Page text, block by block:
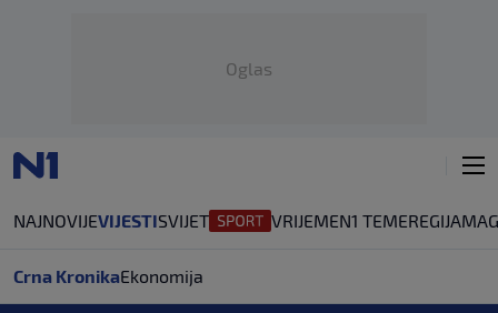
Oglas
NAJNOVIJEVIJESTISVIJET VRIJEMEN1 TEMEREGIJA
Crna KronikaEkonomija